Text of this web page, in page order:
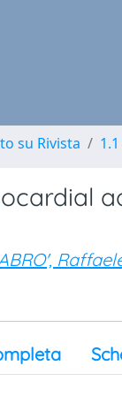
su Rivista